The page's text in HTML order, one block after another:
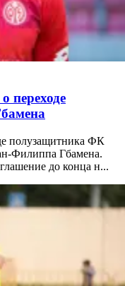
полузащитника ФК
Филиппа Гбамена.
до конца н...